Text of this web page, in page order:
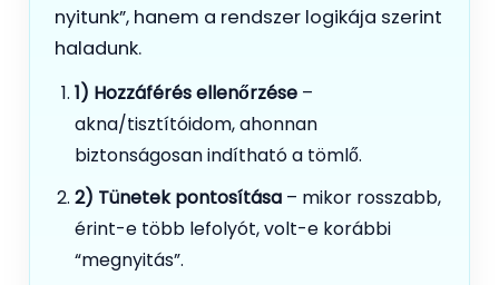
nyitunk”, hanem a rendszer logikája szerint
haladunk.
1) Hozzáférés ellenőrzése –
akna/tisztítóidom, ahonnan
biztonságosan indítható a tömlő.
2) Tünetek pontosítása – mikor rosszabb,
érint-e több lefolyót, volt-e korábbi
“megnyitás”.